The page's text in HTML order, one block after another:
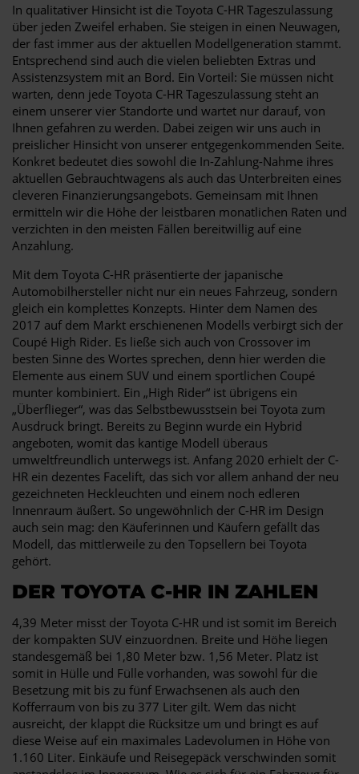
In qualitativer Hinsicht ist die Toyota C-HR Tageszulassung
über jeden Zweifel erhaben. Sie steigen in einen Neuwagen,
der fast immer aus der aktuellen Modellgeneration stammt.
Entsprechend sind auch die vielen beliebten Extras und
Assistenzsystem mit an Bord. Ein Vorteil: Sie müssen nicht
warten, denn jede Toyota C-HR Tageszulassung steht an
einem unserer vier Standorte und wartet nur darauf, von
Ihnen gefahren zu werden. Dabei zeigen wir uns auch in
preislicher Hinsicht von unserer entgegenkommenden Seite.
Konkret bedeutet dies sowohl die In-Zahlung-Nahme ihres
aktuellen Gebrauchtwagens als auch das Unterbreiten eines
cleveren Finanzierungsangebots. Gemeinsam mit Ihnen
ermitteln wir die Höhe der leistbaren monatlichen Raten und
verzichten in den meisten Fällen bereitwillig auf eine
Anzahlung.
Mit dem Toyota C-HR präsentierte der japanische
Automobilhersteller nicht nur ein neues Fahrzeug, sondern
gleich ein komplettes Konzepts. Hinter dem Namen des
2017 auf dem Markt erschienenen Modells verbirgt sich der
Coupé High Rider. Es ließe sich auch von Crossover im
besten Sinne des Wortes sprechen, denn hier werden die
Elemente aus einem SUV und einem sportlichen Coupé
munter kombiniert. Ein „High Rider“ ist übrigens ein
„Überflieger“, was das Selbstbewusstsein bei Toyota zum
Ausdruck bringt. Bereits zu Beginn wurde ein Hybrid
angeboten, womit das kantige Modell überaus
umweltfreundlich unterwegs ist. Anfang 2020 erhielt der C-
HR ein dezentes Facelift, das sich vor allem anhand der neu
gezeichneten Heckleuchten und einem noch edleren
Innenraum äußert. So ungewöhnlich der C-HR im Design
auch sein mag: den Käuferinnen und Käufern gefällt das
Modell, das mittlerweile zu den Topsellern bei Toyota
gehört.
DER TOYOTA C-HR IN ZAHLEN
4,39 Meter misst der Toyota C-HR und ist somit im Bereich
der kompakten SUV einzuordnen. Breite und Höhe liegen
standesgemäß bei 1,80 Meter bzw. 1,56 Meter. Platz ist
somit in Hülle und Fülle vorhanden, was sowohl für die
Besetzung mit bis zu fünf Erwachsenen als auch den
Kofferraum von bis zu 377 Liter gilt. Wem das nicht
ausreicht, der klappt die Rücksitze um und bringt es auf
diese Weise auf ein maximales Ladevolumen in Höhe von
1.160 Liter. Einkäufe und Reisegepäck verschwinden somit